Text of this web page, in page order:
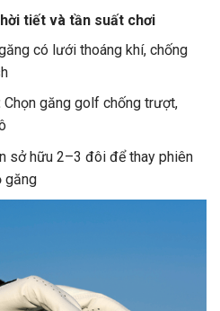
tiết và tần suất chơi
có lưới thoáng khí, chống
Chọn găng golf chống trượt,
sở hữu 2–3 đôi để thay phiên
găng